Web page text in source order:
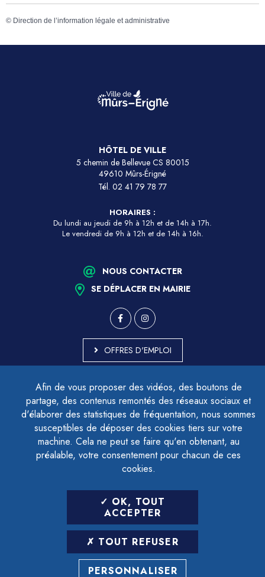
Afin de vous proposer des vidéos, des boutons de
partage, des contenus remontés des réseaux sociaux et
d'élaborer des statistiques de fréquentation, nous sommes
susceptibles de déposer des cookies tiers sur votre
machine. Cela ne peut se faire qu'en obtenant, au
préalable, votre consentement pour chacun de ces
cookies.
OK, TOUT
ACCEPTER
TOUT REFUSER
PERSONNALISER
© Direction de l’information légale et administrative
HÔTEL DE VILLE
5 chemin de Bellevue CS 80015
49610 Mûrs-Érigné
Tél. 02 41 79 78 77
HORAIRES :
Du lundi au jeudi de 9h à 12h et de 14h à 17h.
Le vendredi de 9h à 12h et de 14h à 16h.
NOUS CONTACTER
SE DÉPLACER EN MAIRIE
OFFRES D'EMPLOI
ACCESSIBILITÉ - PARTIELLEMENT CONFORME
PLAN DU SITE
MENTIONS LÉGALES
CONTACTER LE DÉLÉGUÉ À LA PROTECTION DES DONNÉES
GESTION DES COOKIES
LETTRE D'INFORMATION
SAISIR VOTRE ADRESSE E-MAIL
POUR VOUS INSCRIRE :
ARCHIVES DÉSINSCRIPTION